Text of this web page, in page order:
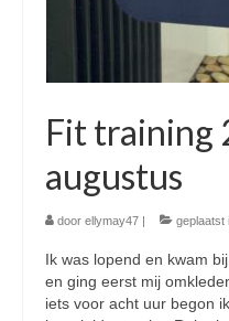
Fit training
augustus
door ellymay47 | geplaatst
Ik was lopend en kwam
en ging eerst mij
iets voor acht uur begon